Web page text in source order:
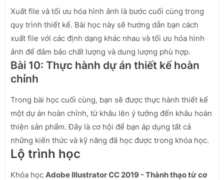
Xuất file và tối ưu hóa hình ảnh là bước cuối cùng trong
quy trình thiết kế. Bài học này sẽ hướng dẫn bạn cách
xuất file với các định dạng khác nhau và tối ưu hóa hình
ảnh để đảm bảo chất lượng và dung lượng phù hợp.
Bài 10: Thực hành dự án thiết kế hoàn
chỉnh
Trong bài học cuối cùng, bạn sẽ được thực hành thiết kế
một dự án hoàn chỉnh, từ khâu lên ý tưởng đến khâu hoàn
thiện sản phẩm. Đây là cơ hội để bạn áp dụng tất cả
những kiến thức và kỹ năng đã học được trong khóa học.
Lộ trình học
Khóa học Adobe Illustrator CC 2019 - Thành thạo từ cơ